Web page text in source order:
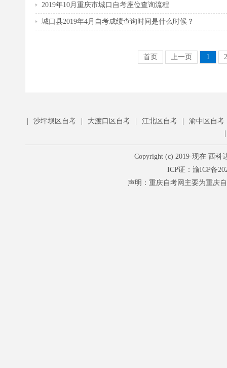
2019年10月重庆市城口自考座位查询流程
城口县2019年4月自考成绩查询时间是什么时候？
首页 上一页 1 2
沙坪坝区自考 大渡口区自考 江北区自考
渝中区自考
Copyright (c) 2019-现在 西
ICP证： 渝ICP备
声明：重庆自考网主要为重庆